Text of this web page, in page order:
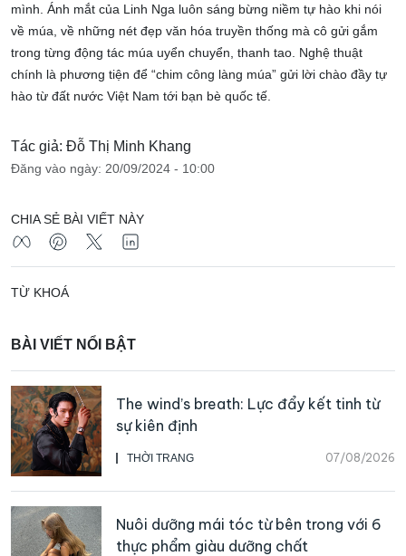
mình. Ánh mắt của Linh Nga luôn sáng bừng niềm tự hào khi nói
về múa, về những nét đẹp văn hóa truyền thống mà cô gửi gắm
trong từng động tác múa uyển chuyển, thanh tao. Nghệ thuật
chính là phương tiện để “chim công làng múa” gửi lời chào đầy tự
hào từ đất nước Việt Nam tới bạn bè quốc tế.
Tác giả: Đỗ Thị Minh Khang
Đăng vào ngày: 20/09/2024 - 10:00
CHIA SẺ BÀI VIẾT NÀY
TỪ KHOÁ
BÀI VIẾT NỔI BẬT
THỜI TRANG 07/08/2026
The wind’s breath: Lực đẩy kết tinh từ
sự kiên định
Nuôi dưỡng mái tóc từ bên trong với 6
thực phẩm giàu dưỡng chất